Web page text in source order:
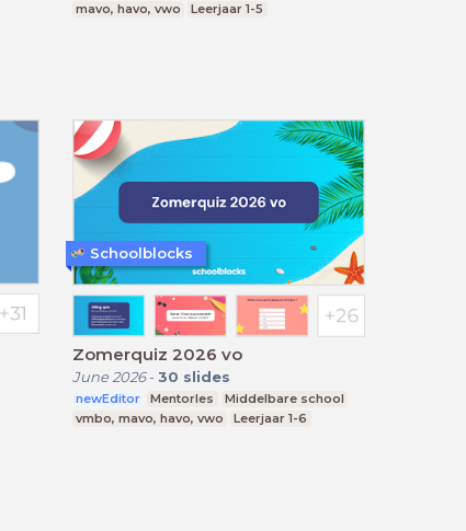
mavo, havo, vwo
Leerjaar 1-5
Zomerquiz 2026 vo
June 2026- 30 slides
newEditor Mentorles
Middelbare school
vmbo, mavo, havo, vwo
Leerjaar 1-6
Schoolblocks